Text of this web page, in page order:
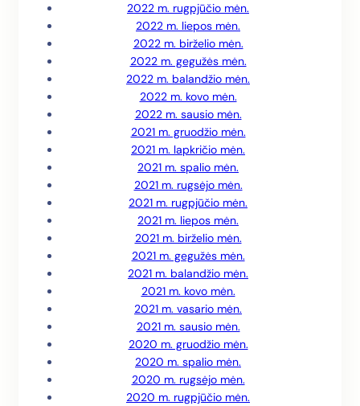
2022 m. rugpjūčio mėn.
2022 m. liepos mėn.
2022 m. birželio mėn.
2022 m. gegužės mėn.
2022 m. balandžio mėn.
2022 m. kovo mėn.
2022 m. sausio mėn.
2021 m. gruodžio mėn.
2021 m. lapkričio mėn.
2021 m. spalio mėn.
2021 m. rugsėjo mėn.
2021 m. rugpjūčio mėn.
2021 m. liepos mėn.
2021 m. birželio mėn.
2021 m. gegužės mėn.
2021 m. balandžio mėn.
2021 m. kovo mėn.
2021 m. vasario mėn.
2021 m. sausio mėn.
2020 m. gruodžio mėn.
2020 m. spalio mėn.
2020 m. rugsėjo mėn.
2020 m. rugpjūčio mėn.